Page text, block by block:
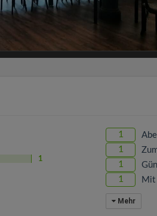
1
1
1
1
1 Mit
Mehr